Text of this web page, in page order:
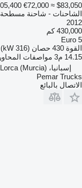
€72,000 ≈ $83,050
الشاحنات - شاحنة مسطحة
2012
430,000 كم
Euro 5
القوة 430 حصان (316 kW)
14.15 م3
مواصفات المحاور
إسبانيا، Lorca (Murcia)
Pemar Trucks
الاتصال بالبائع